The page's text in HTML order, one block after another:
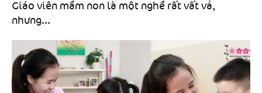
Giáo viên mầm non là một nghề rất vất vả,
nhưng...